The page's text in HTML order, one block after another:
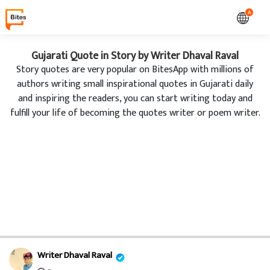
A
Gujarati Quote in Story by Writer Dhaval Raval
Story quotes are very popular on BitesApp with millions of
authors writing small inspirational quotes in Gujarati daily
and inspiring the readers, you can start writing today and
fulfill your life of becoming the quotes writer or poem writer.
Writer Dhaval Raval